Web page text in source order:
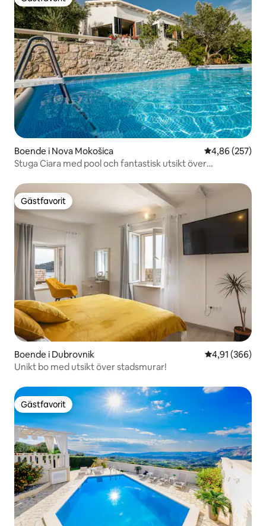
Gästfavorit
Boende i Nova Mokošica 4,86 av 5 i
4,86 (257)
Stuga Ciara med pool och fantastisk utsikt över
Gästfavorit
Gästfavorit
Boende i Dubrovnik 4,91 av 5 i
4,91 (366)
Unikt bo med utsikt över stadsmurar!
Gästfavorit
Gästfavorit